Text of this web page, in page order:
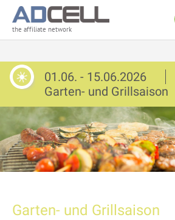
the affiliate network
01.06. - 15.06.2026
Garten- und Grillsaison
Garten- und Grillsaison